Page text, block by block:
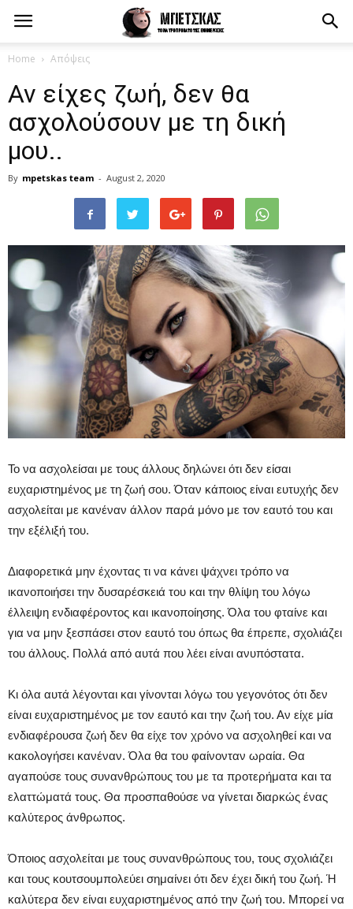
Home Απόψεις
Αν είχες ζωή, δεν θα
ασχολούσουν με τη δική
μου..
By mpetskas team - August 2, 2020
Το να ασχολείσαι με τους άλλους δηλώνει ότι δεν είσαι
ευχαριστημένος με τη ζωή σου. Όταν κάποιος είναι ευτυχής δεν
ασχολείται με κανέναν άλλον παρά μόνο με τον εαυτό του και
την εξέλιξή του.
Διαφορετικά μην έχοντας τι να κάνει ψάχνει τρόπο να
ικανοποιήσει την δυσαρέσκειά του και την θλίψη του λόγω
έλλειψη ενδιαφέροντος και ικανοποίησης. Όλα του φταίνε και
για να μην ξεσπάσει στον εαυτό του όπως θα έπρεπε, σχολιάζει
του άλλους. Πολλά από αυτά που λέει είναι ανυπόστατα.
Κι όλα αυτά λέγονται και γίνονται λόγω του γεγονότος ότι δεν
είναι ευχαριστημένος με τον εαυτό και την ζωή του. Αν είχε μία
ενδιαφέρουσα ζωή δεν θα είχε τον χρόνο να ασχοληθεί και να
κακολογήσει κανέναν. Όλα θα του φαίνονταν ωραία. Θα
αγαπούσε τους συνανθρώπους του με τα προτερήματα και τα
ελαττώματά τους. Θα προσπαθούσε να γίνεται διαρκώς ένας
καλύτερος άνθρωπος.
Όποιος ασχολείται με τους συνανθρώπους του, τους σχολιάζει
και τους κουτσουμπολεύει σημαίνει ότι δεν έχει δική του ζωή. Ή
καλύτερα δεν είναι ευχαριστημένος από την ζωή του. Μπορεί να